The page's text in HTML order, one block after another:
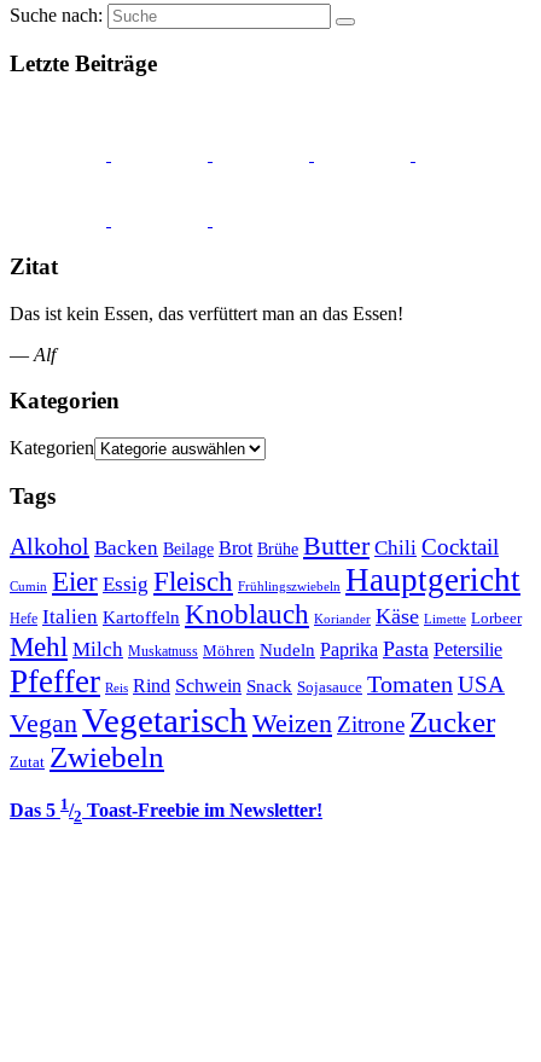
Suche nach:
Letzte Beiträge
Zitat
Das ist kein Essen, das verfüttert man an das Essen!
— Alf
Kategorien
Kategorien
Tags
Alkohol Backen Beilage Brot Brühe Butter Chili Cocktail
Cumin Eier Essig Fleisch Frühlingszwiebeln Hauptgericht
Hefe Italien Kartoffeln Knoblauch Koriander Käse Limette Lorbeer
Mehl Milch Muskatnuss Möhren Nudeln Paprika Pasta Petersilie
Pfeffer Reis Rind Schwein Snack Sojasauce Tomaten USA
VeganVegetarisch Weizen Zitrone Zucker
Zutat Zwiebeln
Das 5 1/2 Toast-Freebie im Newsletter!